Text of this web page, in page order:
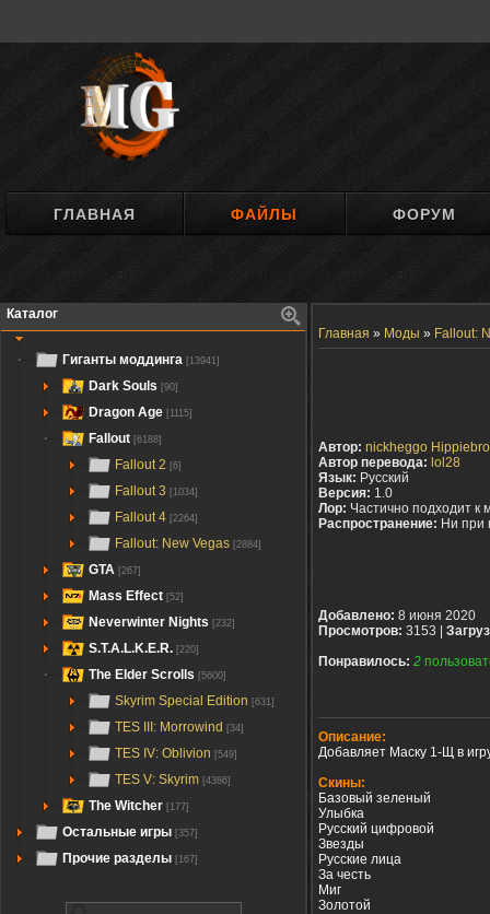
ГЛАВНАЯ ФАЙЛЫ ФОРУМ
Каталог
Гиганты моддинга [13941]
Dark Souls [90]
Dragon Age [1115]
Fallout [6188]
Fallout 2 [6]
Fallout 3 [1034]
Fallout 4 [2264]
Fallout: New Vegas [2884]
GTA [267]
Mass Effect [52]
Neverwinter Nights [232]
S.T.A.L.K.E.R. [220]
The Elder Scrolls [5600]
Skyrim Special Edition [631]
TES III: Morrowind [34]
TES IV: Oblivion [549]
TES V: Skyrim [4386]
The Witcher [177]
Остальные игры [357]
Прочие разделы [167]
Главная » Моды » Fallout:
Автор: nickheggo
Автор перевода: lol28
Язык: Русский
Версия: 1.0
Лор: Частично подходит к
Распространение: Ни при
Добавлено: 8 июня 2020
Просмотров: 3153 |
Понравилось: 2
Описание:
Добавляет Маску 1-Щ в
Скины:
Базовый зеленый
Улыбка
Русский цифровой
Звезды
Русские лица
За честь
Миг
Золотой